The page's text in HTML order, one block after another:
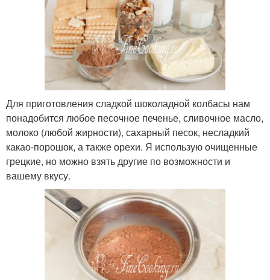
Для приготовления сладкой шоколадной колбасы нам
понадобится любое песочное печенье, сливочное масло,
молоко (любой жирности), сахарный песок, несладкий
какао-порошок, а также орехи. Я использую очищенные
грецкие, но можно взять другие по возможности и
вашему вкусу.